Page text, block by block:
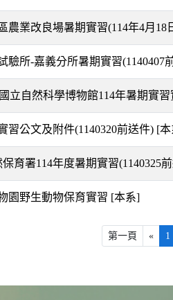
農業改良場暑期實習(114年4月18
驗所-嘉義分所暑期實習(1140407
立自然科學博物館114年暑期實
習公文及附件(1140320前送件) [
育署114年度暑期實習(1140325
園野生動物保育實習 [本系]
第一頁 « 1